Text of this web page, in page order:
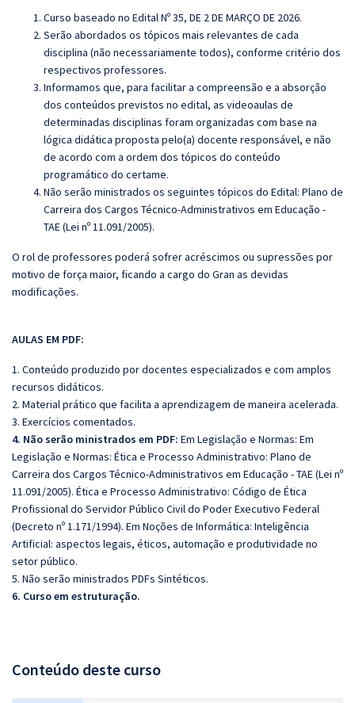
Curso baseado no Edital Nº 35, DE 2 DE MARÇO DE 2026.
Serão abordados os tópicos mais relevantes de cada
disciplina (não necessariamente todos), conforme critério dos
respectivos professores.
Informamos que, para facilitar a compreensão e a absorção
dos conteúdos previstos no edital, as videoaulas de
determinadas disciplinas foram organizadas com base na
lógica didática proposta pelo(a) docente responsável, e não
de acordo com a ordem dos tópicos do conteúdo
programático do certame.
Não serão ministrados os seguintes tópicos do Edital: Plano de
Carreira dos Cargos Técnico-Administrativos em Educação -
TAE (Lei nº 11.091/2005).
O rol de professores poderá sofrer acréscimos ou supressões por
motivo de força maior, ficando a cargo do Gran as devidas
modificações.
AULAS EM PDF:
1. Conteúdo produzido por docentes especializados e com amplos
recursos didáticos.
2. Material prático que facilita a aprendizagem de maneira acelerada.
3. Exercícios comentados.
4. Não serão ministrados em PDF: Em Legislação e Normas: Em
Legislação e Normas: Ética e Processo Administrativo: Plano de
Carreira dos Cargos Técnico-Administrativos em Educação - TAE (Lei nº
11.091/2005). Ética e Processo Administrativo: Código de Ética
Profissional do Servidor Público Civil do Poder Executivo Federal
(Decreto nº 1.171/1994). Em Noções de Informática: Inteligência
Artificial: aspectos legais, éticos, automação e produtividade no
setor público.
5. Não serão ministrados PDFs Sintéticos.
6. Curso em estruturação.
Conteúdo deste curso